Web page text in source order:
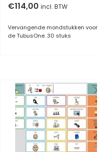
€114,00 incl. BTW
Vervangende mondstukken voor
de TubusOne. 30 stuks